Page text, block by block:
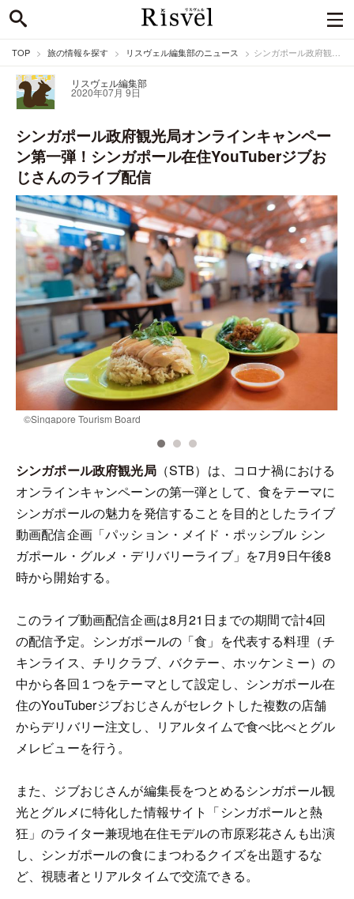
TOP 旅の情報を探す リスヴェル編集部のニュース シンガポール政府観光局オンラインキャンペーン第一弾！シンガポール在住YouTuberジブおじさんのライブ配信
リスヴェル編集部
2020年07月 9日
シンガポール政府観光局オンラインキャンペー
ン第一弾！シンガポール在住YouTuberジブお
じさんのライブ配信
©Singapore Tourism Board
シンガポール政府観光局（STB）は、コロナ禍における
オンラインキャンペーンの第一弾として、食をテーマに
シンガポールの魅力を発信することを目的としたライブ
動画配信企画「パッション・メイド・ポッシブル シン
ガポール・グルメ・デリバリーライブ」を7月9日午後8
時から開始する。
このライブ動画配信企画は8月21日までの期間で計4回
の配信予定。シンガポールの「食」を代表する料理（チ
キンライス、チリクラブ、バクテー、ホッケンミー）の
中から各回１つをテーマとして設定し、シンガポール在
住のYouTuberジブおじさんがセレクトした複数の店舗
からデリバリー注文し、リアルタイムで食べ比べとグル
メレビューを行う。
また、ジブおじさんが編集長をつとめるシンガポール観
光とグルメに特化した情報サイト「シンガポールと熱
狂」のライター兼現地在住モデルの市原彩花さんも出演
し、シンガポールの食にまつわるクイズを出題するな
ど、視聴者とリアルタイムで交流できる。